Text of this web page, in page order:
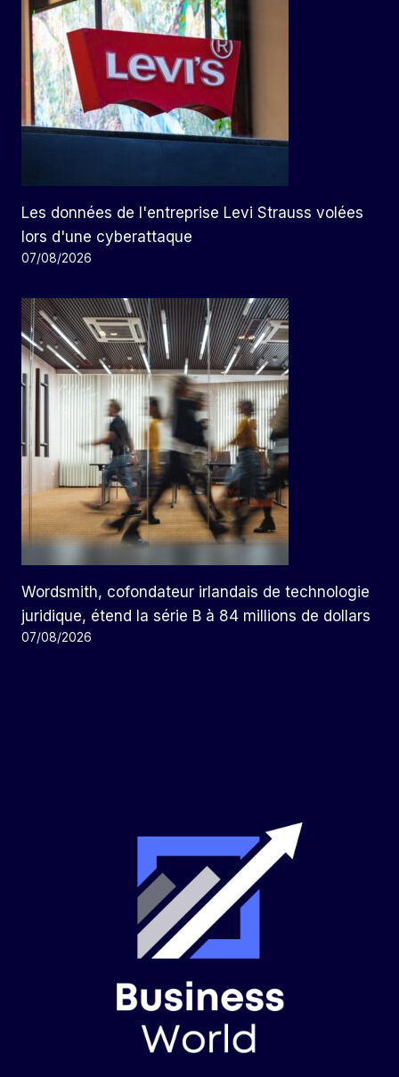
Les données de l'entreprise Levi Strauss volées
lors d'une cyberattaque
07/08/2026
Wordsmith, cofondateur irlandais de technologie
juridique, étend la série B à 84 millions de dollars
07/08/2026